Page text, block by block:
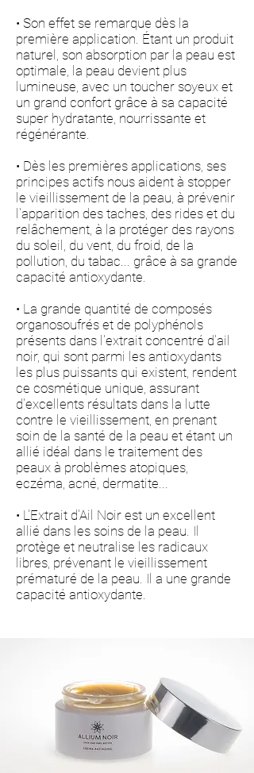
• Son effet se remarque dès la
première application. Étant un produit
naturel, son absorption par la peau est
optimale, la peau devient plus
lumineuse, avec un toucher soyeux et
un grand confort grâce à sa capacité
super hydratante, nourrissante et
régénérante.
• Dès les premières applications, ses
principes actifs nous aident à stopper
le vieillissement de la peau, à prévenir
l'apparition des taches, des rides et du
relâchement, à la protéger des rayons
du soleil, du vent, du froid, de la
pollution, du tabac... grâce à sa grande
capacité antioxydante.
• La grande quantité de composés
organosoufrés et de polyphénols
présents dans l'extrait concentré d'ail
noir, qui sont parmi les antioxydants
les plus puissants qui existent, rendent
ce cosmétique unique, assurant
d'excellents résultats dans la lutte
contre le vieillissement, en prenant
soin de la santé de la peau et étant un
allié idéal dans le traitement des
peaux à problèmes atopiques,
eczéma, acné, dermatite...
• L'Extrait d'Ail Noir est un excellent
allié dans les soins de la peau. Il
protège et neutralise les radicaux
libres, prévenant le vieillissement
prématuré de la peau. Il a une grande
capacité antioxydante.